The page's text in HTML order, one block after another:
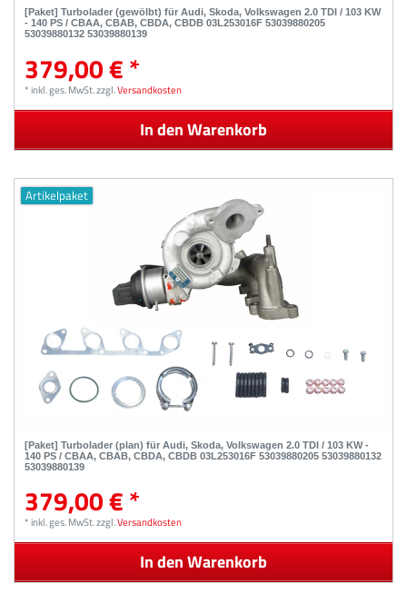
[Paket] Turbolader (gewölbt) für Audi, Skoda, Volkswagen 2.0 TDI / 103 KW
- 140 PS / CBAA, CBAB, CBDA, CBDB 03L253016F 53039880205
53039880132 53039880139
379,00 € *
*inkl. ges. MwSt.zzgl.Versandkosten
In den Warenkorb
Artikelpaket
[Paket] Turbolader (plan) für Audi, Skoda, Volkswagen 2.0 TDI / 103 KW -
140 PS / CBAA, CBAB, CBDA, CBDB 03L253016F 53039880205 53039880132
53039880139
379,00 € *
*inkl. ges. MwSt.zzgl.Versandkosten
In den Warenkorb